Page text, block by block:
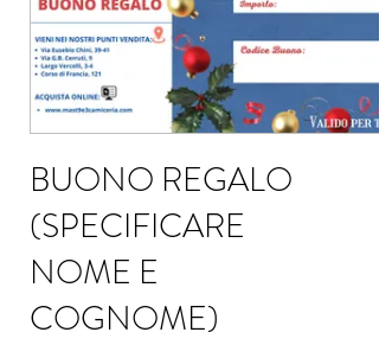
BUONO REGALO
(SPECIFICARE
NOME E
COGNOME)